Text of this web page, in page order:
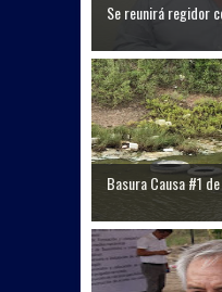
Se reunirá regidor
Basura Causa #1